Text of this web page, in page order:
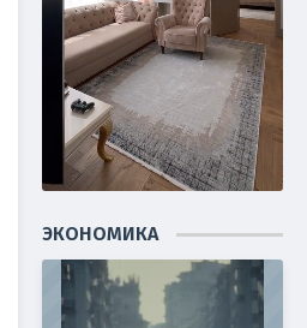
ЭКОНОМИКА